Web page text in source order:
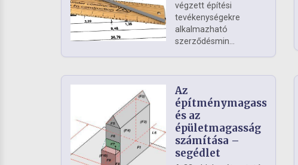
végzett építési
tevékenységekre
alkalmazható
szerződésmin...
Az
építménymagasság
és az
épületmagasság
számítása –
segédlet